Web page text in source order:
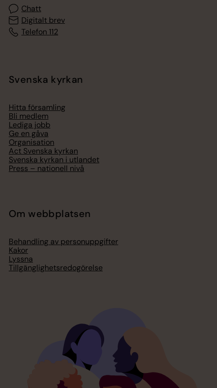
Chatt
Digitalt brev
Telefon 112
Svenska kyrkan
Hitta församling
Bli medlem
Lediga jobb
Ge en gåva
Organisation
Act Svenska kyrkan
Svenska kyrkan i utlandet
Press – nationell nivå
Om webbplatsen
Behandling av personuppgifter
Kakor
Lyssna
Tillgänglighetsredogörelse